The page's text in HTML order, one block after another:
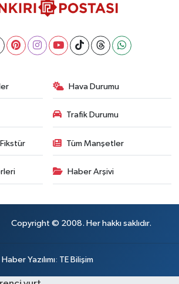
Hava Durumu
Trafik Durumu
Tüm Manşetler
Haber Arşivi
Copyright © 2008. Her hakkı saklıdır.
Haber Yazılımı: TE Bilişim